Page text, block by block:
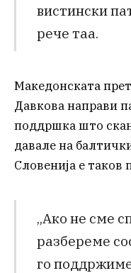
вистински
рече таа.
Македонската
Давкова направи
поддршка што
давале на
Словенија е таков
„Ако не сме
разбереме
го